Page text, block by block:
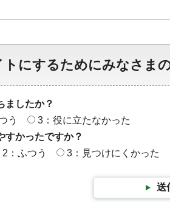
にするためにみなさま
ましたか？
う
3：役に立たなかった
すかったですか？
2：ふつう 3：見つけにくかった
送